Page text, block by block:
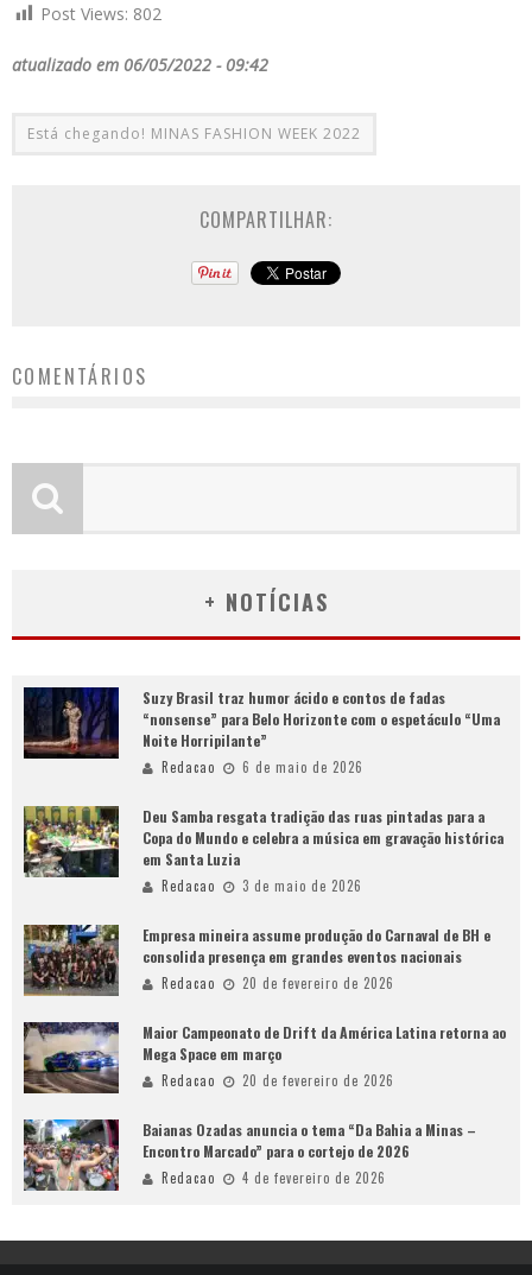
Post Views: 802
atualizado em 06/05/2022 - 09:42
Está chegando! MINAS FASHION WEEK 2022
COMPARTILHAR:
COMENTÁRIOS
+ NOTÍCIAS
Suzy Brasil traz humor ácido e contos de fadas
“nonsense” para Belo Horizonte com o espetáculo “Uma
Noite Horripilante”
Redacao 6 de maio de 2026
Deu Samba resgata tradição das ruas pintadas para a
Copa do Mundo e celebra a música em gravação histórica
em Santa Luzia
Redacao 3 de maio de 2026
Empresa mineira assume produção do Carnaval de BH e
consolida presença em grandes eventos nacionais
Redacao 20 de fevereiro de 2026
Maior Campeonato de Drift da América Latina retorna ao
Mega Space em março
Redacao 20 de fevereiro de 2026
Baianas Ozadas anuncia o tema “Da Bahia a Minas –
Encontro Marcado” para o cortejo de 2026
Redacao 4 de fevereiro de 2026